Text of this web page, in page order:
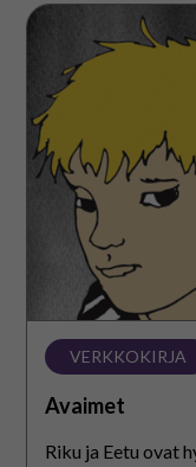
Avaimet
VERKKOKIRJA
Avaimet
Riku ja Eetu ovat